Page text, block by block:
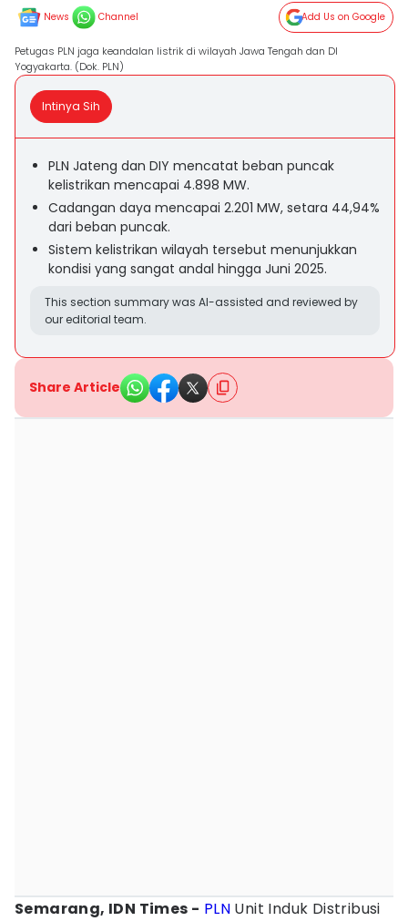
News Channel Add Us on Google
Petugas PLN jaga keandalan listrik di wilayah Jawa Tengah dan DI
Yogyakarta. (Dok. PLN)
Intinya Sih
PLN Jateng dan DIY mencatat beban puncak
kelistrikan mencapai 4.898 MW.
Cadangan daya mencapai 2.201 MW, setara 44,94%
dari beban puncak.
Sistem kelistrikan wilayah tersebut menunjukkan
kondisi yang sangat andal hingga Juni 2025.
This section summary was AI-assisted and reviewed by
our editorial team.
Share Article
Semarang, IDN Times - PLN Unit Induk Distribusi